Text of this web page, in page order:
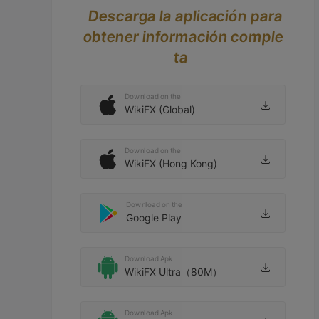
Descarga la aplicación para
obtener información comple
ta
Download on the
WikiFX (Global)
Download on the
WikiFX (Hong Kong)
Download on the
Google Play
Download Apk
WikiFX Ultra（80M）
Download Apk